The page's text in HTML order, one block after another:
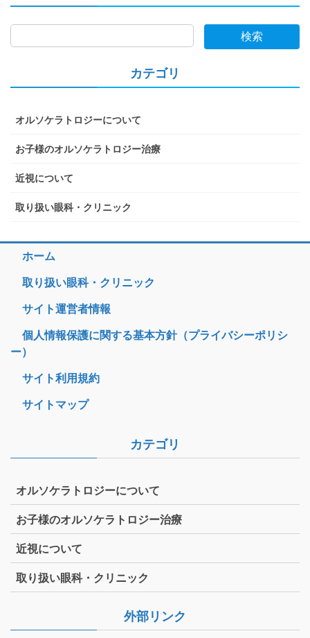
検索
カテゴリ
オルソケラトロジーについて
お子様のオルソケラトロジー治療
近視について
取り扱い眼科・クリニック
ホーム
取り扱い眼科・クリニック
サイト運営者情報
個人情報保護に関する基本方針（プライバシーポリシ
ー）
サイト利用規約
サイトマップ
カテゴリ
オルソケラトロジーについて
お子様のオルソケラトロジー治療
近視について
取り扱い眼科・クリニック
外部リンク